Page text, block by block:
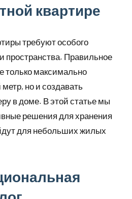
квартире
требуют особого
пространства. Правильное
только максимально
но и создавать
в доме. В этой статье мы
решения для хранения
для небольших жилых